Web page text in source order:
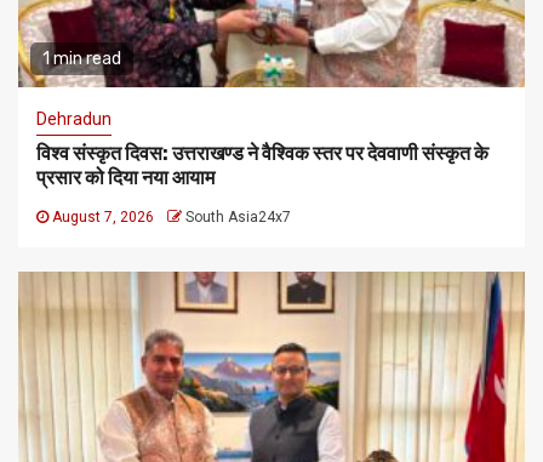
1 min read
Dehradun
विश्व संस्कृत दिवस: उत्तराखण्ड ने वैश्विक स्तर पर देववाणी संस्कृत के
प्रसार को दिया नया आयाम
August 7, 2026 South Asia24x7